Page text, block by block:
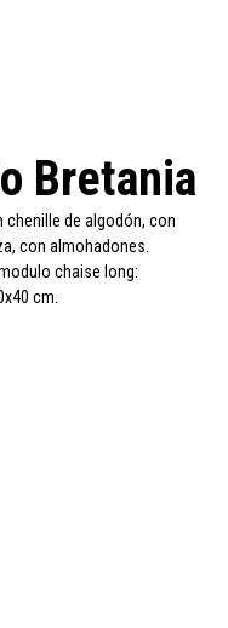
Bretania
chenille de algodón, con
con almohadones.
chaise long:
cm.